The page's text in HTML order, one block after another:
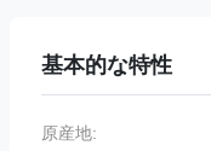
基本的な特性
原産地: